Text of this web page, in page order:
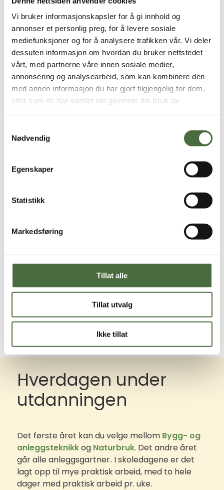
Vi bruker informasjonskapsler for å gi innhold og
annonser et personlig preg, for å levere sosiale
mediefunksjoner og for å analysere trafikken vår. Vi deler
dessuten informasjon om hvordan du bruker nettstedet
vårt, med partnerne våre innen sosiale medier,
annonsering og analysearbeid, som kan kombinere den
med annen informasjon du har gjort tilgjengelig for dem,
eller som de har samlet inn gjennom din bruk av
Nødvendig
Egenskaper
Statistikk
Markedsføring
Tillat alle
Tillat utvalg
Ikke tillat
lærling.
I alle JobbUte-selskapene er det utnevnt
faddere, som skal ha spesielt ansvar for å ta
vare på lærlingene. Fadderne er gode
støttespillere i en ny arbeidshverdag, der det
stilles nye krav og andre forventinger enn
tidligere.
fremtidsmuligheter
Det er lett å trives som anleggsgartner. Det er
deg. Ønsker du likevel å fordype deg i en spesiell
retning, er det mange mulige videreutdanninger
Norges grønne fagskole – VEA
NMBU, Norges miljø- og biovitenskapelige
Fagskolen i Hordaland
Hverdagen under
utdanningen
Det første året kan du velge mellom Bygg- og
anleggsteknikkog Naturbruk. Det andre året
går alle anleggsgartner. I skoledagene er det
lagt opp til mye praktisk arbeid, med to hele
dager med praktisk arbeid pr. uke.